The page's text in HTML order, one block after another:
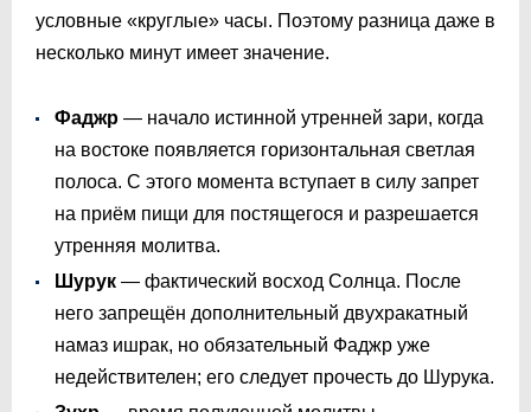
условные «круглые» часы. Поэтому разница даже в
несколько минут имеет значение.
Фаджр — начало истинной утренней зари, когда
на востоке появляется горизонтальная светлая
полоса. С этого момента вступает в силу запрет
на приём пищи для постящегося и разрешается
утренняя молитва.
Шурук — фактический восход Солнца. После
него запрещён дополнительный двухракатный
намаз ишрак, но обязательный Фаджр уже
недействителен; его следует прочесть до Шурука.